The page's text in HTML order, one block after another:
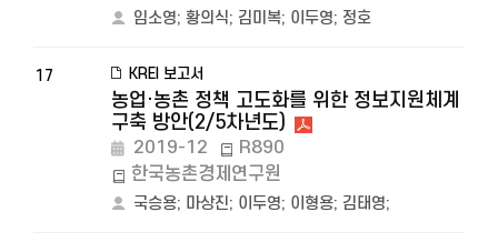
임소영; 황의식; 김미복; 이두영; 정호
17 KREI 보고서
농업·농촌 정책 고도화를 위한 정보지원체계
구축 방안(2/5차년도)
2019-12
R890
한국농촌경제연구원
국승용; 마상진; 이두영; 이형용; 김태영;